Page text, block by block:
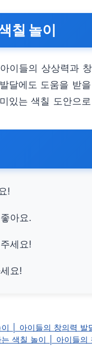
칠 놀이
이들의 상상력과
달에도 도움을 받
있는 색칠 도안으
!
아요.
세요!
요!
│ 아이들의 창의력 발
색칠 놀이 │ 아이들의